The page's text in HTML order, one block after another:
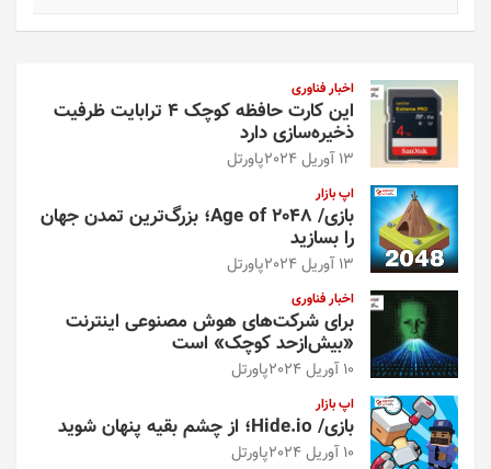
اخبار فناوری
این کارت حافظه کوچک ۴ ترابایت ظرفیت
ذخیره‌سازی دارد
13 آوریل 2024 پاورتل
اپ بازار
بازی/ Age of 2048؛ بزرگ‌ترین تمدن جهان
را بسازید
13 آوریل 2024 پاورتل
اخبار فناوری
برای شرکت‌های هوش مصنوعی اینترنت
«بیش‌از‌حد کوچک» است
10 آوریل 2024 پاورتل
اپ بازار
بازی/ Hide.io؛ از چشم بقیه پنهان شوید
10 آوریل 2024 پاورتل